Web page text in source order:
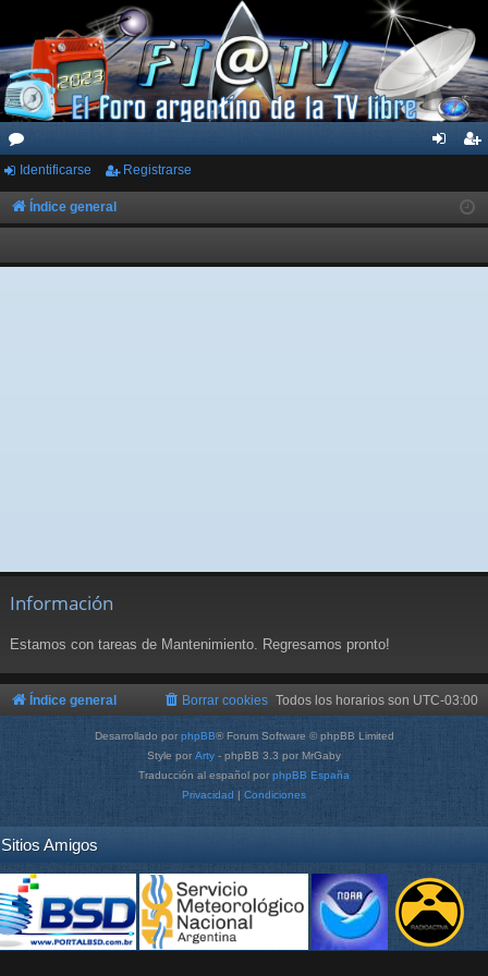
or
os
ar
ist
rs
Identificarse Registrarse
Índice general
Información
Estamos con tareas de Mantenimiento. Regresamos pronto!
Índice general Todos los horarios son UTC-03:00
Borrar cookies
Desarrollado por phpBB® Forum Software © phpBB Limited
Style por Arty - phpBB 3.3 por MrGaby
Traducción al español por phpBB España
Privacidad | Condiciones
Sitios Amigos